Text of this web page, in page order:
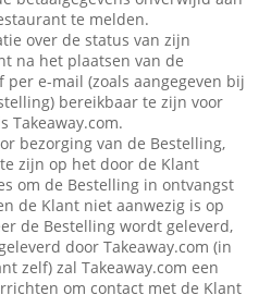
te melden.
over de status van zijn
na het plaatsen van de
e-mail (zoals aangegeven bij
bereikbaar te zijn voor
Takeaway.com.
bezorging van de Bestelling,
zijn op het door de Klant
om de Bestelling in ontvangst
de Klant niet aanwezig is op
de Bestelling wordt geleverd,
door Takeaway.com (in
zelf) zal Takeaway.com een
om contact met de Klant